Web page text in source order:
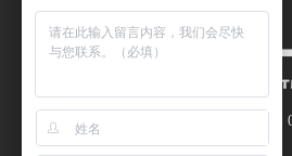
座机：0571-87382353
传真：0571-87387726